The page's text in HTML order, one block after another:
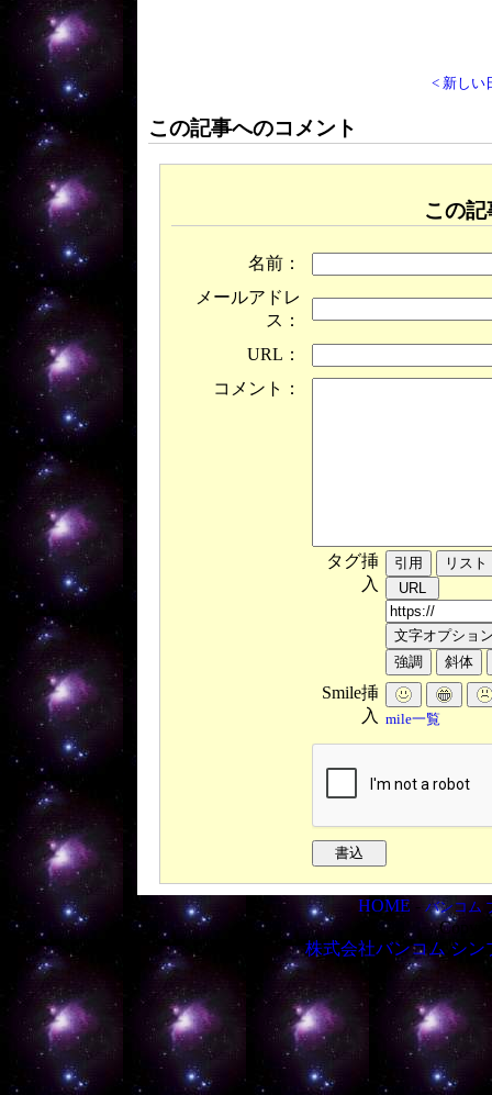
< 新しい
この記事へのコメント
この
名前：
メールアドレ
ス：
URL：
コメント：
タグ挿
入
Smile挿
入 mile一覧
HOME - バンコム
株式会社バンコム シン